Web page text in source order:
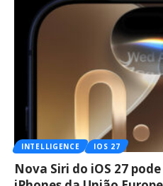
INTELLIGENCE IOS 27
Nova Siri do iOS 27